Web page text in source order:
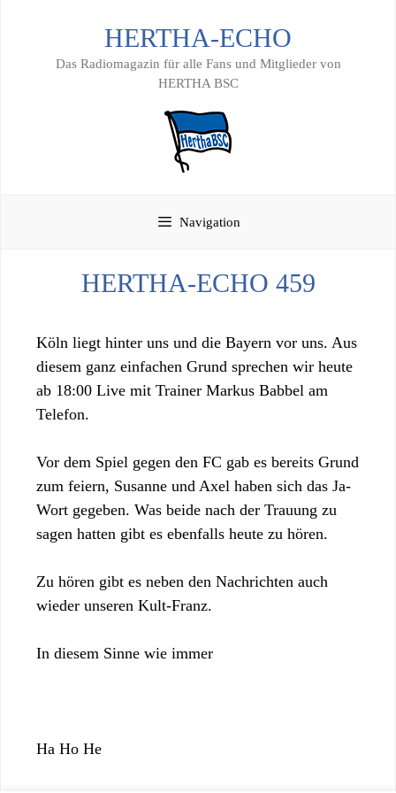
HERTHA-ECHO
Das Radiomagazin für alle Fans und Mitglieder von
HERTHA BSC
Navigation
HERTHA-ECHO 459
Köln liegt hinter uns und die Bayern vor uns. Aus
diesem ganz einfachen Grund sprechen wir heute
ab 18:00 Live mit Trainer Markus Babbel am
Telefon.
Vor dem Spiel gegen den FC gab es bereits Grund
zum feiern, Susanne und Axel haben sich das Ja-
Wort gegeben. Was beide nach der Trauung zu
sagen hatten gibt es ebenfalls heute zu hören.
Zu hören gibt es neben den Nachrichten auch
wieder unseren Kult-Franz.
In diesem Sinne wie immer
Ha Ho He